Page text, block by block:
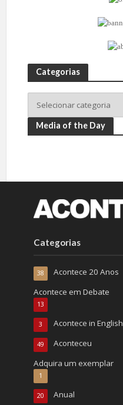
Categorias
Media of the Day
Categorias
Acontece 20 Anos
38
Acontece em Debate
13
Acontece in English
3
Aconteceu
49
Adquira um exemplar
1
Anual
20